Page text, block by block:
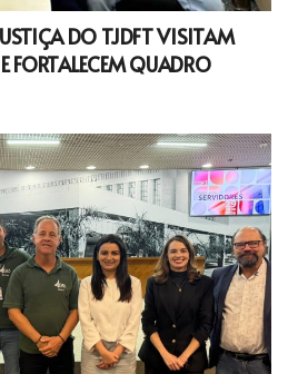
DO TJDFT VISITAM
FORTALECEM QUADRO